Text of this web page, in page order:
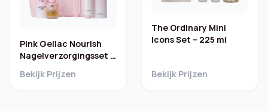
Pink Gellac Nourish
Nagelverzorgingsset –
Bekijk Prijzen
The Ordinary Mini
Icons Set – 225 ml
Bekijk Prijzen